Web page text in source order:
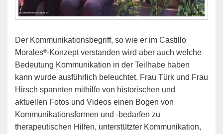
Der Kommunikationsbegriff, so wie er im Castillo
Morales®-Konzept verstanden wird aber auch welche
Bedeutung Kommunikation in der Teilhabe haben
kann wurde ausführlich beleuchtet. Frau Türk und Frau
Hirsch spannten mithilfe von historischen und
aktuellen Fotos und Videos einen Bogen von
Kommunikationsformen und -bedarfen zu
therapeutischen Hilfen, unterstützter Kommunikation,